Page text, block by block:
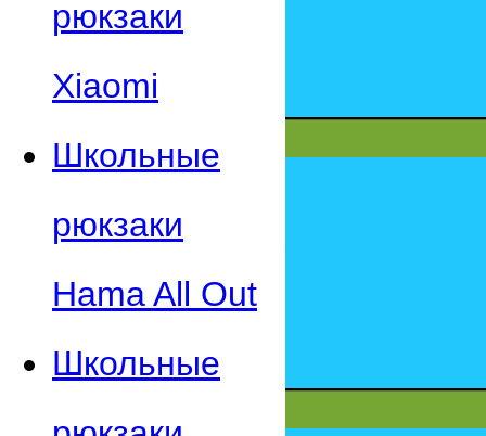
рюкзаки
Xiaomi
Школьные
рюкзаки
Hama All Out
Школьные